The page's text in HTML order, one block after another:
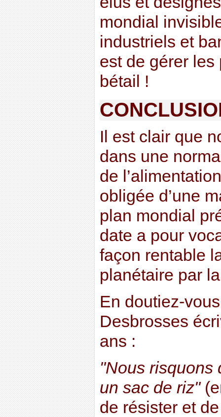
mondial
industriels et
est de gérer
bétail !
Il est clair que
dans une
de
obligée d’une
plan mondial
date a pour
façon rentable
planétaire par
En doutiez-
Desbrosses
ans :
"Nous risquons
un sac de riz"
de résister et